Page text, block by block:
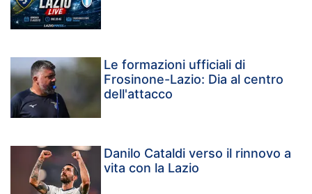
Le formazioni ufficiali di
Frosinone-Lazio: Dia al centro
dell'attacco
Danilo Cataldi verso il rinnovo a
vita con la Lazio